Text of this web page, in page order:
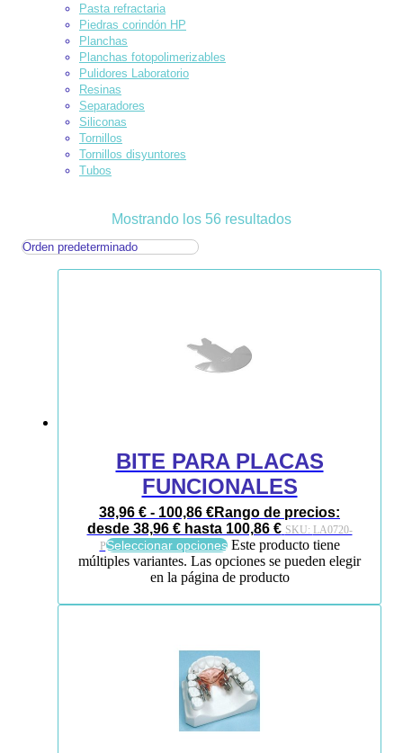
Pasta refractaria
Piedras corindón HP
Planchas
Planchas fotopolimerizables
Pulidores Laboratorio
Resinas
Separadores
Siliconas
Tornillos
Tornillos disyuntores
Tubos
Mostrando los 56 resultados
BITE PARA PLACAS
FUNCIONALES
38,96 € - 100,86 €Rango de precios:
desde 38,96 € hasta 100,86 € SKU: LA0720-
PSeleccionar opciones Este producto tiene
múltiples variantes. Las opciones se pueden elegir
en la página de producto